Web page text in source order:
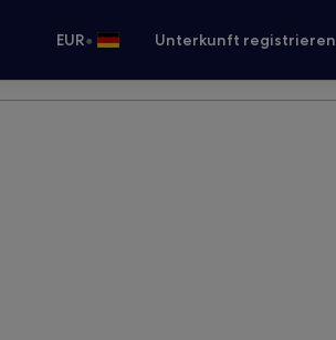
EUR• Unterkunft registrieren